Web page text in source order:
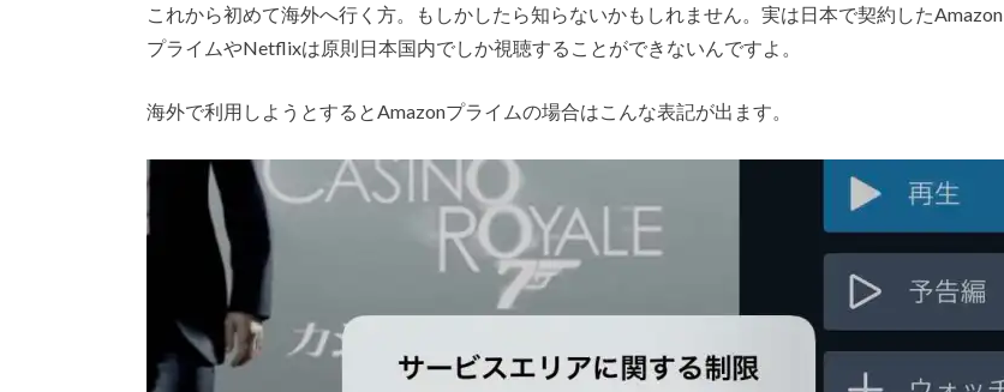
これから初めて海外へ行く方。もしかしたら知らないかもしれません。実は日本で契約したAmazon
プライムやNetflixは原則日本国内でしか視聴することができないんですよ。
海外で利用しようとするとAmazonプライムの場合はこんな表記が出ます。